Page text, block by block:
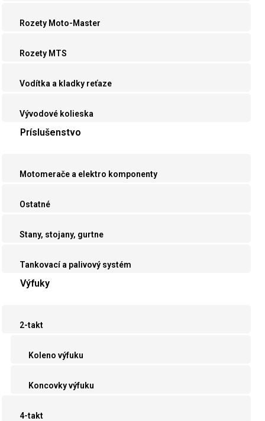
Rozety Moto-Master
Rozety MTS
Vodítka a kladky reťaze
Vývodové kolieska
Príslušenstvo
Motomerače a elektro komponenty
Ostatné
Stany, stojany, gurtne
Tankovací a palivový systém
Výfuky
2-takt
Koleno výfuku
Koncovky výfuku
4-takt